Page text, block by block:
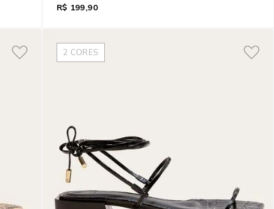
R$ 199,90
2 CORES